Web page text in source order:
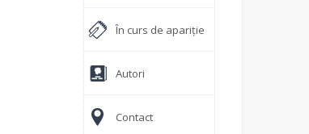
În curs de apariție
Autori
Contact